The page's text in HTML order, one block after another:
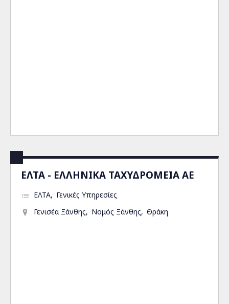
ΕΛΤΑ - ΕΛΛΗΝΙΚΑ ΤΑΧΥΔΡΟΜΕΙΑ ΑΕ
ΕΛΤΑ
Γενικές Υπηρεσίες
Γενισέα Ξάνθης
Νομός Ξάνθης Θράκη